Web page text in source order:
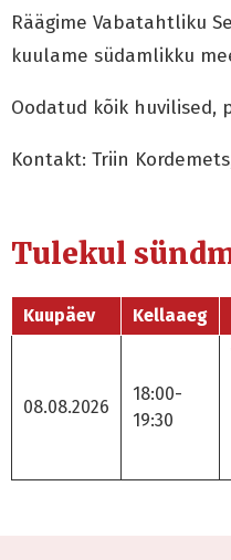
Räägime Vabatahtliku
kuulame südamlikku
Oodatud kõik huvilised,
Kontakt: Triin
Tulekul
Kuupäev Kellaaeg
08.08.2026
18:00-
19:30